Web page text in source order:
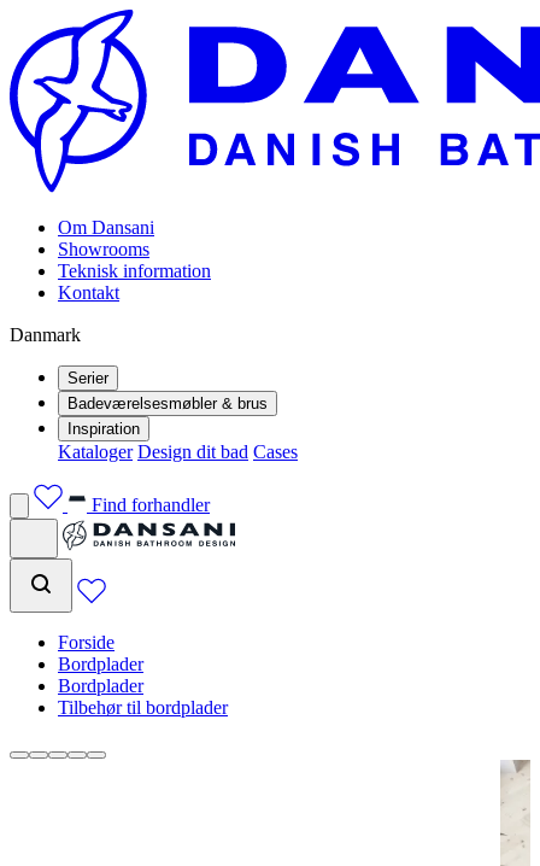
Om Dansani
Showrooms
Teknisk information
Kontakt
Danmark
Serier
Badeværelsesmøbler & brus
Inspiration
Kataloger Design dit bad Cases
Find forhandler
Forside
Bordplader
Bordplader
Tilbehør til bordplader